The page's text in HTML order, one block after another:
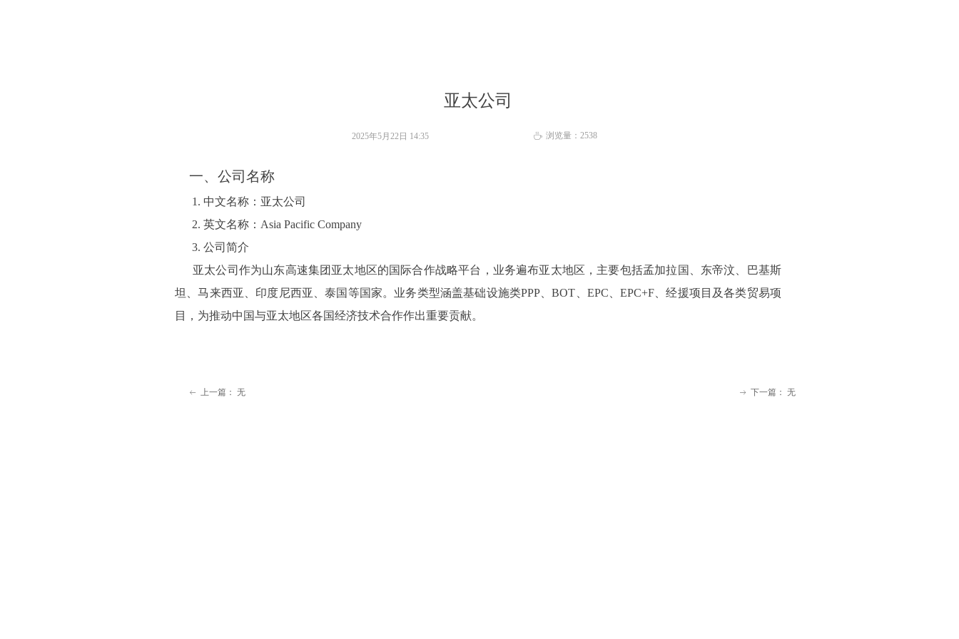
亚太公司
一、公司名称
1. 中文名称：亚太公司
2. 英文名称：Asia Pacific Company
3. 公司简介
亚太公司作为山东高速集团亚太地区的国际合作战略平台，业务遍布亚太地区，主要包括孟加拉国、东帝汶、巴基斯
坦、马来西亚、印度尼西亚、泰国等国家。业务类型涵盖基础设施类PPP、BOT、EPC、EPC+F、经援项目及各类贸易项
目，为推动中国与亚太地区各国经济技术合作作出重要贡献。
2025年5月22日 14:35 ꄘ 浏览量： 2538
ꂃ 上一篇： 无 ꁹ 下一篇： 无